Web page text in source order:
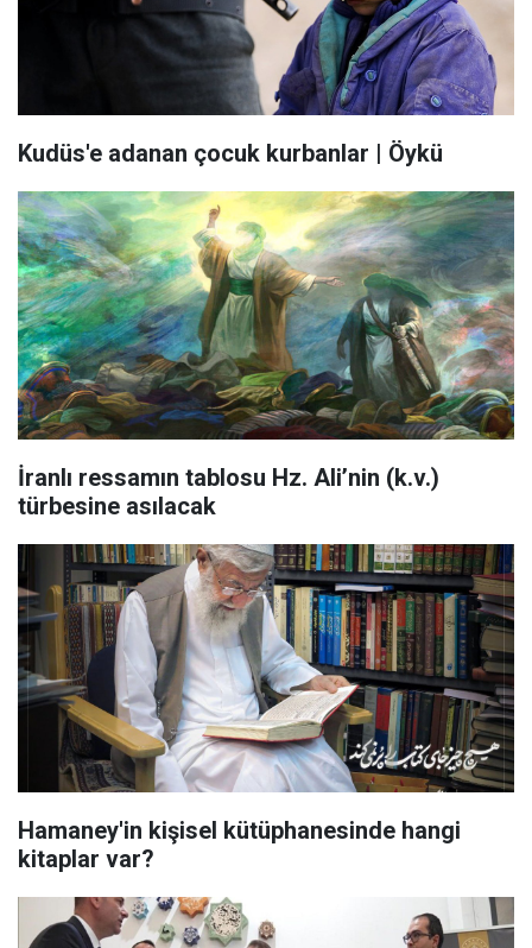
Kudüs'e adanan çocuk kurbanlar | Öykü
İranlı ressamın tablosu Hz. Ali’nin (k.v.)
türbesine asılacak
Hamaney'in kişisel kütüphanesinde hangi
kitaplar var?